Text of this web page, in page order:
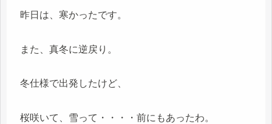
昨日は、寒かったです。
また、真冬に逆戻り。
冬仕様で出発したけど、
桜咲いて、雪って・・・・前にもあったわ。